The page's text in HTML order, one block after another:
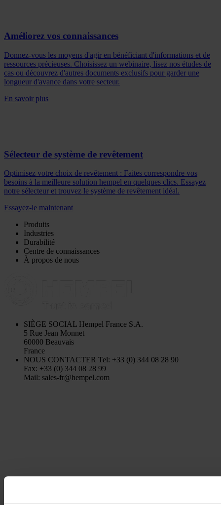
Améliorez vos connaissances
Donnez-vous les moyens d'agir en bénéficiant d'informations et de
ressources précieuses. Choisissez un webinaire, lisez nos études de
cas ou découvrez d'autres documents exclusifs pour garder une
longueur d'avance dans votre secteur.
En savoir plus
Sélecteur de système de revêtement
Optimisez votre choix de revêtement : Faites correspondre vos
besoins à la meilleure solution hempel en quelques clics. Essayez
notre sélecteur et trouvez le système de revêtement idéal.
Essayez-le maintenant
Produits
Industries
Durabilité
Centre de connaissances
À propos de nous
SIÈGE SOCIAL Hempel France S.A.
5 Rue Jean Monnet
60000 Beauvais
France
NOUS CONTACTER Tel: +33 (0) 344 08 28 90
Fax: +33 (0) 344 08 28 99
Mail: sales-fr@hempel.com